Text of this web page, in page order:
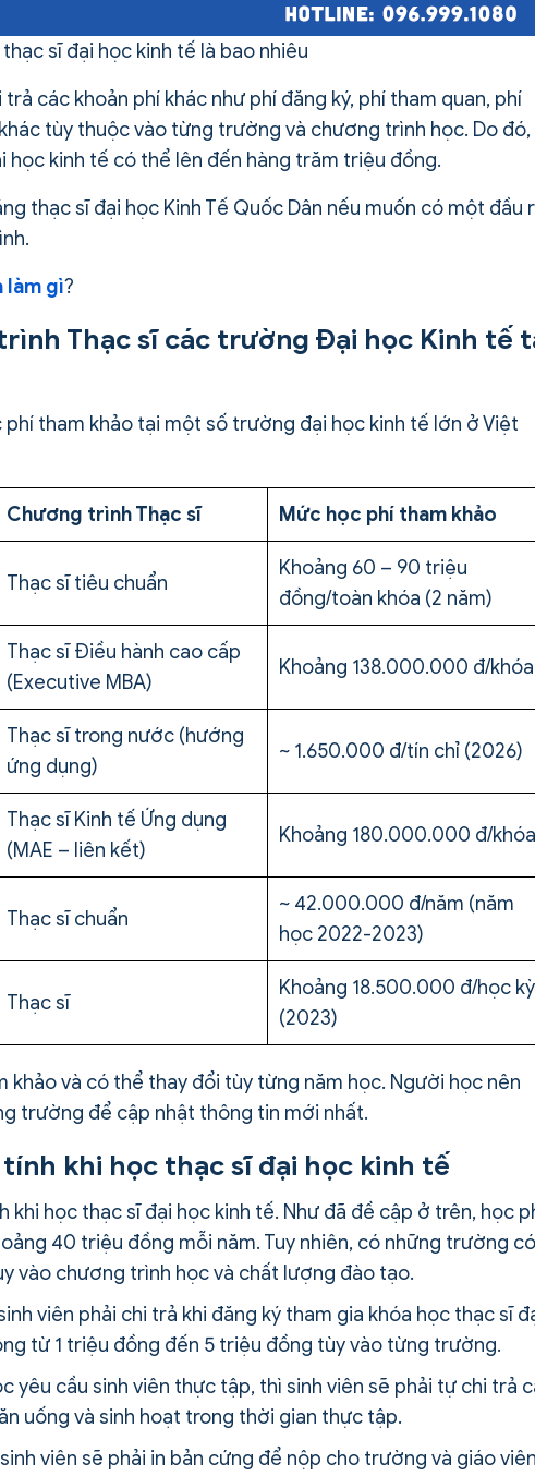
thạc sĩ đại học kinh tế là bao nhiêu
các khoản phí khác như phí đăng ký, phí tham quan, phí
tùy thuộc vào từng trường và chương trình học. Do đó,
học kinh tế có thể lên đến hàng trăm triệu đồng.
thạc sĩ đại học Kinh Tế Quốc Dân nếu muốn có một đầu
làm gì?
Thạc sĩ các trường Đại học Kinh tế
tham khảo tại một số trường đại học kinh tế lớn ở Việt
Chương trình Thạc sĩ Mức học phí tham khảo
Thạc sĩ tiêu chuẩn
Khoảng 60 – 90 triệu
đồng/toàn khóa (2 năm)
Thạc sĩ Điều hành cao cấp
(Executive MBA)
Khoảng 138.000.000 đ/khóa
Thạc sĩ trong nước (hướng
ứng dụng)
~ 1.650.000 đ/tín chỉ (2026)
Thạc sĩ Kinh tế Ứng dụng
(MAE – liên kết)
Khoảng 180.000.000 đ/khóa
Thạc sĩ chuẩn
~ 42.000.000 đ/năm (năm
học 2022-2023)
Thạc sĩ
Khoảng 18.500.000 đ/học kỳ
(2023)
khảo và có thể thay đổi tùy từng năm học. Người học nên
trường để cập nhật thông tin mới nhất.
khi học thạc sĩ đại học kinh tế
khi học thạc sĩ đại học kinh tế. Như đã đề cập ở trên, học
40 triệu đồng mỗi năm. Tuy nhiên, có những trường có
vào chương trình học và chất lượng đào tạo.
viên phải chi trả khi đăng ký tham gia khóa học thạc sĩ
từ 1 triệu đồng đến 5 triệu đồng tùy vào từng trường.
yêu cầu sinh viên thực tập, thì sinh viên sẽ phải tự chi trả
uống và sinh hoạt trong thời gian thực tập.
viên sẽ phải in bản cứng để nộp cho trường và giáo viên